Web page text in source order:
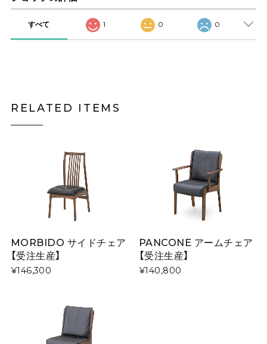
すべて 1 0 0
RELATED ITEMS
MORBIDO サイドチェア
【受注生産】
¥146,300
PANCONE アームチェア
【受注生産】
¥140,800